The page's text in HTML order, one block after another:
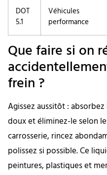
DOT
5.1
Véhicules
performance
Que faire si on
frein ?
Agissez aussitôt :
doux et éliminez-le selon
carrosserie, rincez
polissez si possible. Ce
peintures, plastiques et